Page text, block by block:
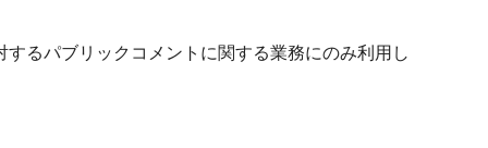
るパブリックコメントに関する業務にのみ利用し